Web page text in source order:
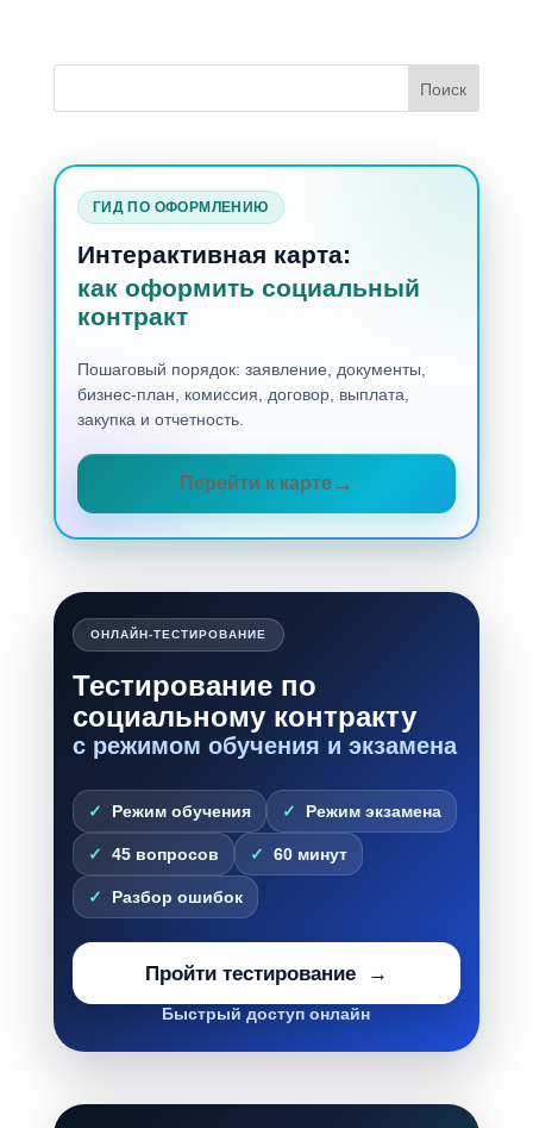
ГИД ПО ОФОРМЛЕНИЮ
Интерактивная карта:
как оформить социальный
контракт
Пошаговый порядок: заявление, документы,
бизнес-план, комиссия, договор, выплата,
закупка и отчетность.
Перейти к карте
ОНЛАЙН-ТЕСТИРОВАНИЕ
Тестирование по
социальному контракту
с режимом обучения и экзамена
Режим обучения Режим экзамена
45 вопросов 60 минут
Разбор ошибок
Пройти тестирование
Быстрый доступ онлайн